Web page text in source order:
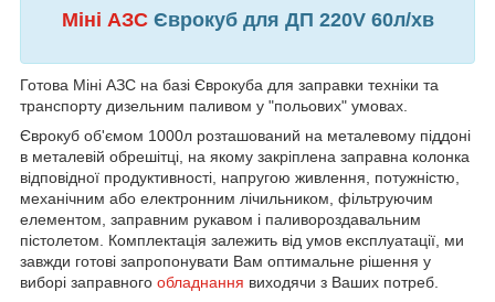
Міні АЗСЄврокуб для ДП 220V 60л/хв
Готова Міні АЗС на базі Єврокуба для заправки техніки та
транспорту дизельним паливом у "польових" умовах.
Єврокуб об'ємом 1000л розташований на металевому піддоні
в металевій обрешітці, на якому закріплена заправна колонка
відповідної продуктивності, напругою живлення, потужністю,
механічним або електронним лічильником, фільтруючим
елементом, заправним рукавом і паливороздавальним
пістолетом. Комплектація залежить від умов експлуатації, ми
завжди готові запропонувати Вам оптимальне рішення у
виборі заправного обладнання виходячи з Ваших потреб.